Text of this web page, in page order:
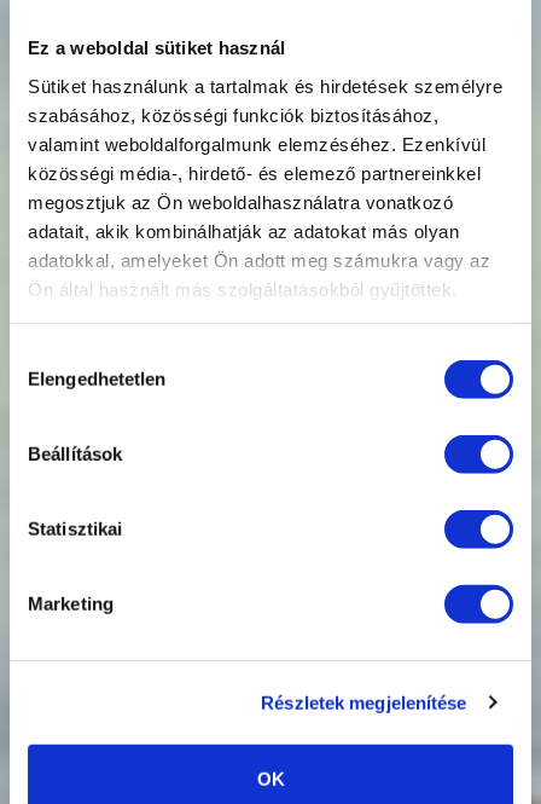
Ez a weboldal sütiket használ
Sütiket használunk a tartalmak és hirdetések személyre
szabásához, közösségi funkciók biztosításához,
valamint weboldalforgalmunk elemzéséhez. Ezenkívül
közösségi média-, hirdető- és elemező partnereinkkel
megosztjuk az Ön weboldalhasználatra vonatkozó
adatait, akik kombinálhatják az adatokat más olyan
adatokkal, amelyeket Ön adott meg számukra vagy az
Ön által használt más szolgáltatásokból gyűjtöttek.
kiválasztása
Elengedhetetlen
Beállítások
Statisztikai
Marketing
Részletek megjelenítése
OK
Utasbiztosítás